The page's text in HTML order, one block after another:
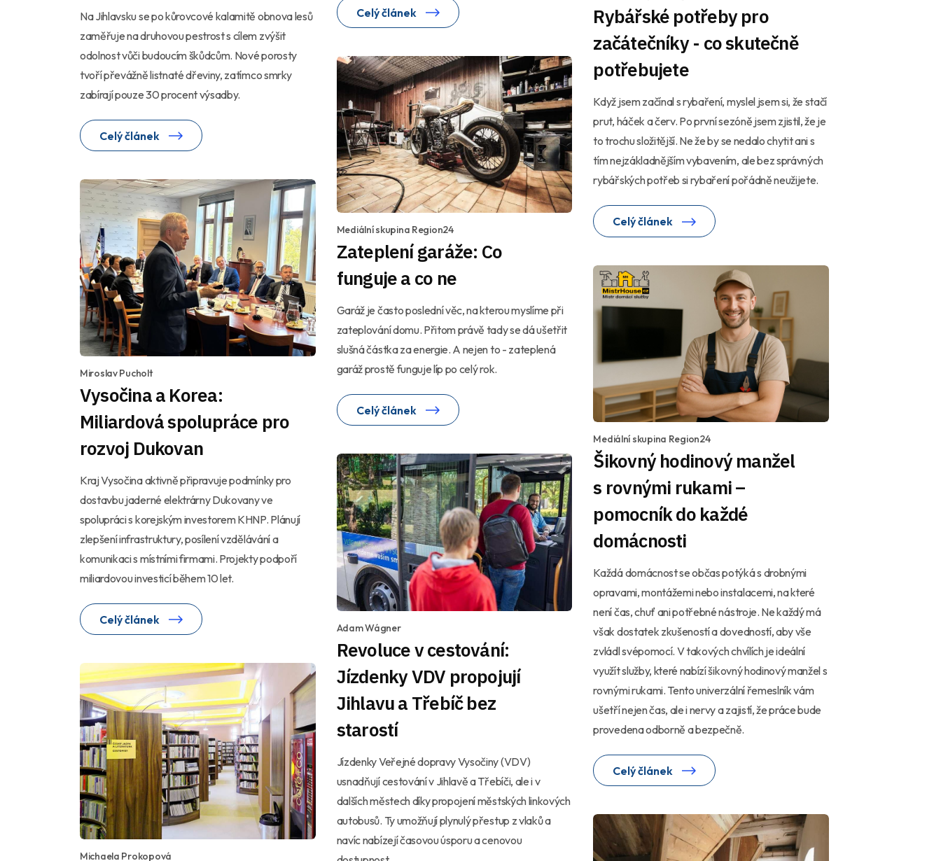
Celý článek
Na Jihlavsku se po kůrovcové kalamitě obnova lesů
zaměřuje na druhovou pestrost s cílem zvýšit
odolnost vůči budoucím škůdcům. Nové porosty
tvoří převážně listnaté dřeviny, zatímco smrky
zabírají pouze 30 procent výsadby.
Celý článek
Rybářské potřeby pro
začátečníky - co skutečně
potřebujete
Když jsem začínal s rybaření, myslel jsem si, že stačí
prut, háček a červ. Po první sezóně jsem zjistil, že je
to trochu složitější. Ne že by se nedalo chytit ani s
tím nejzákladnějším vybavením, ale bez správných
rybářských potřeb si rybaření pořádně neužijete.
Celý článek
Mediální skupina Region24
Zateplení garáže: Co
funguje a co ne
Garáž je často poslední věc, na kterou myslíme při
zateplování domu. Přitom právě tady se dá ušetřit
slušná částka za energie. A nejen to - zateplená
garáž prostě funguje líp po celý rok.
Celý článek
Miroslav Pucholt
Vysočina a Korea:
Miliardová spolupráce pro
rozvoj Dukovan
Kraj Vysočina aktivně připravuje podmínky pro
dostavbu jaderné elektrárny Dukovany ve
spolupráci s korejským investorem KHNP. Plánují
zlepšení infrastruktury, posílení vzdělávání a
komunikaci s místními firmami. Projekty podpoří
miliardovou investicí během 10 let.
Celý článek
Mediální skupina Region24
Šikovný hodinový manžel
s rovnými rukami –
pomocník do každé
domácnosti
Každá domácnost se občas potýká s drobnými
opravami, montážemi nebo instalacemi, na které
není čas, chuť ani potřebné nástroje. Ne každý má
však dostatek zkušeností a dovedností, aby vše
zvládl svépomocí. V takových chvílích je ideální
využít služby, které nabízí šikovný hodinový manžel s
rovnými rukami. Tento univerzální řemeslník vám
ušetří nejen čas, ale i nervy a zajistí, že práce bude
provedena odborně a bezpečně.
Celý článek
Adam Wágner
Revoluce v cestování:
Jízdenky VDV propojují
Jihlavu a Třebíč bez
starostí
Jízdenky Veřejné dopravy Vysočiny (VDV)
usnadňují cestování v Jihlavě a Třebíči, ale i v
dalších městech díky propojení městských linkových
autobusů. Ty umožňují plynulý přestup z vlaků a
navíc nabízejí časovou úsporu a cenovou
Michaela Prokopová